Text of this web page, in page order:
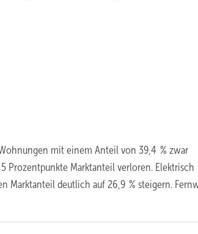
mit einem Anteil von 39,4 % zwar
Marktanteil verloren. Elektrisch
Marktanteil deutlich auf 26,9 % steigern.